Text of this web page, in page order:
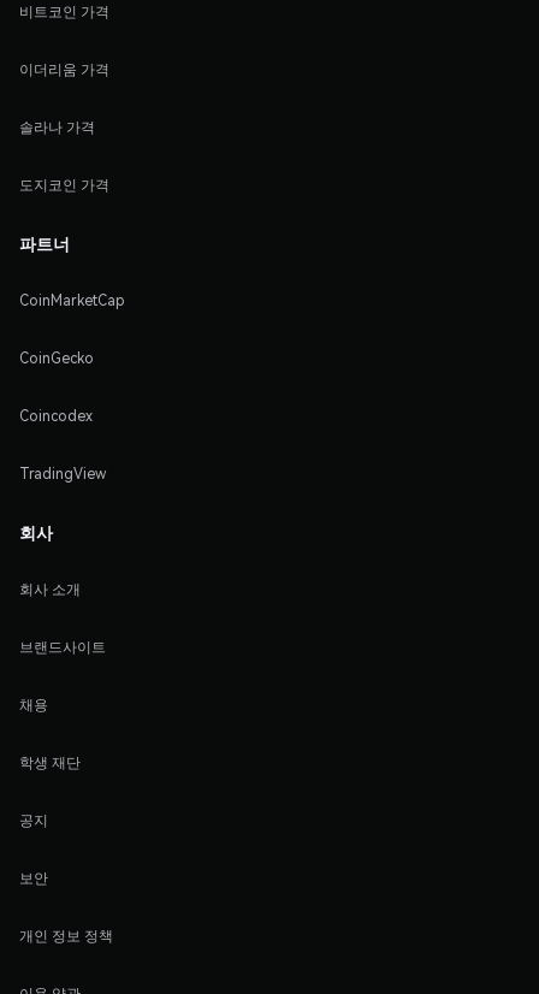
비트코인 가격
이더리움 가격
솔라나 가격
도지코인 가격
파트너
CoinMarketCap
CoinGecko
Coincodex
TradingView
회사
회사 소개
브랜드사이트
채용
학생 재단
공지
보안
개인 정보 정책